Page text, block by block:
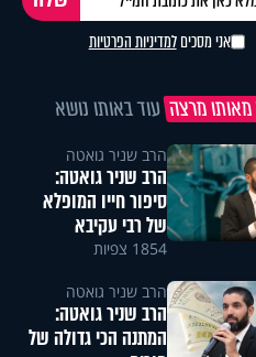
אני מסכיםלמדיניות הפרטיות
מאותו מרצה עוד באותו נושא
הרב שניר גואטה
הרב שניר גואטה:
סיפור חייו המופלא
של רבי עקיבא
1854 צפיות
הרב שניר גואטה
הרב שניר גואטה:
המתנה הכי גדולה של